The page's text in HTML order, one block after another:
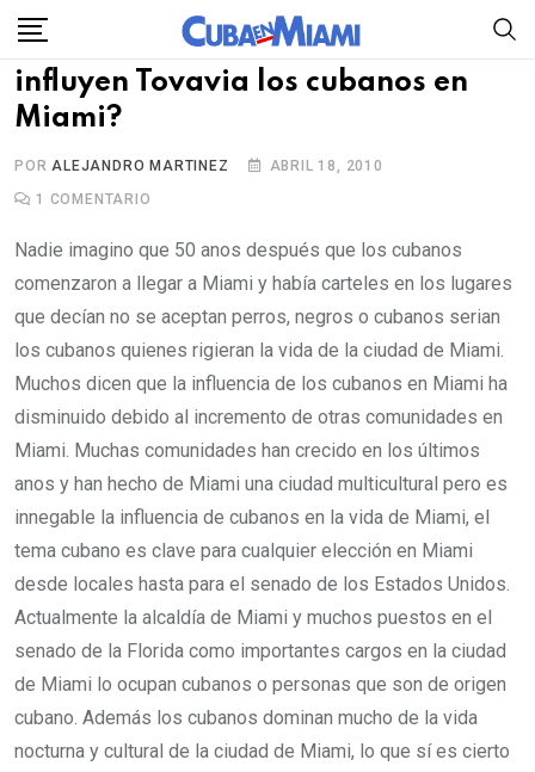
Skip
content
influyen Tovavia los cubanos en
Miami?
PORALEJANDRO MARTINEZ
ABRIL 18, 2010
1
COMENTARIO
Nadie imagino que 50 anos después que los cubanos
comenzaron a llegar a Miami y había carteles en los lugares
que decían no se aceptan perros, negros o cubanos serian
los cubanos quienes rigieran la vida de la ciudad de Miami.
Muchos dicen que la influencia de los cubanos en Miami ha
disminuido debido al incremento de otras comunidades en
Miami. Muchas comunidades han crecido en los últimos
anos y han hecho de Miami una ciudad multicultural pero es
innegable la influencia de cubanos en la vida de Miami, el
tema cubano es clave para cualquier elección en Miami
desde locales hasta para el senado de los Estados Unidos.
Actualmente la alcaldía de Miami y muchos puestos en el
senado de la Florida como importantes cargos en la ciudad
de Miami lo ocupan cubanos o personas que son de origen
cubano. Además los cubanos dominan mucho de la vida
nocturna y cultural de la ciudad de Miami, lo que sí es cierto